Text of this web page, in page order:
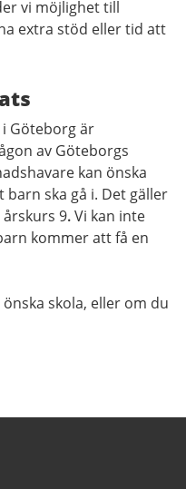
vi möjlighet till
extra stöd eller tid att
Göteborg är
av Göteborgs
kan önska
ska gå i. Det gäller
9.Vi kan inte
kommer att få en
skola, eller om du